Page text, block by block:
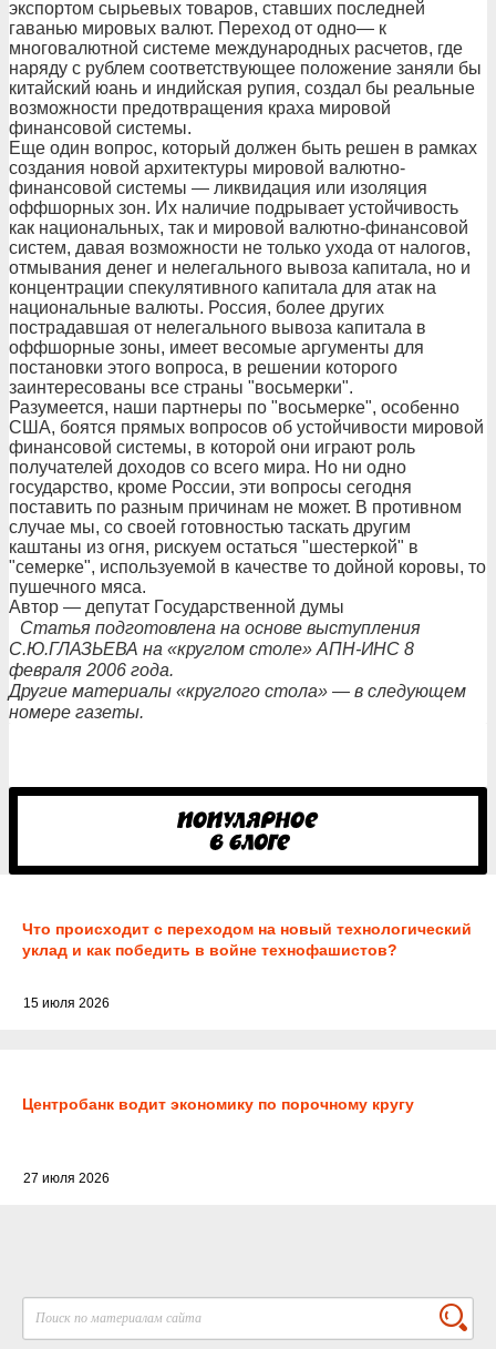
экспортом сырьевых товаров, ставших последней
гаванью мировых валют. Переход от одно— к
многовалютной системе международных расчетов, где
наряду с рублем соответствующее положение заняли бы
китайский юань и индийская рупия, создал бы реальные
возможности предотвращения краха мировой
финансовой системы.
Еще один вопрос, который должен быть решен в рамках
создания новой архитектуры мировой валютно-
финансовой системы — ликвидация или изоляция
оффшорных зон. Их наличие подрывает устойчивость
как национальных, так и мировой валютно-финансовой
систем, давая возможности не только ухода от налогов,
отмывания денег и нелегального вывоза капитала, но и
концентрации спекулятивного капитала для атак на
национальные валюты. Россия, более других
пострадавшая от нелегального вывоза капитала в
оффшорные зоны, имеет весомые аргументы для
постановки этого вопроса, в решении которого
заинтересованы все страны "восьмерки".
Разумеется, наши партнеры по "восьмерке", особенно
США, боятся прямых вопросов об устойчивости мировой
финансовой системы, в которой они играют роль
получателей доходов со всего мира. Но ни одно
государство, кроме России, эти вопросы сегодня
поставить по разным причинам не может. В противном
случае мы, со своей готовностью таскать другим
каштаны из огня, рискуем остаться "шестеркой" в
"семерке", используемой в качестве то дойной коровы, то
пушечного мяса.
Автор — депутат Государственной думы
Статья подготовлена на основе выступления
С.Ю.ГЛАЗЬЕВА на «круглом столе» АПН-ИНС 8
февраля 2006 года.
Другие материалы «круглого стола» — в следующем
номере газеты.
Что происходит с переходом на новый технологический
уклад и как победить в войне технофашистов?
15 июля 2026
Центробанк водит экономику по порочному кругу
27 июля 2026